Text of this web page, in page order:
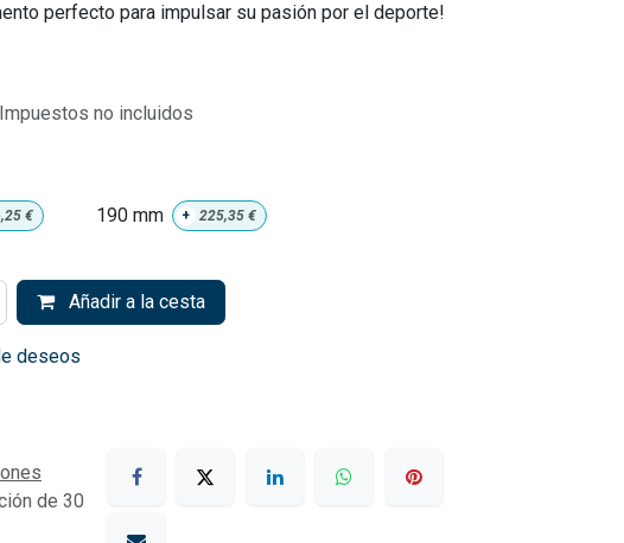
perfecto para impulsar su pasión por el deporte!
Impuestos no incluidos
€ 190 mm + 225,35€
Añadir a la cesta
deseos
de 30